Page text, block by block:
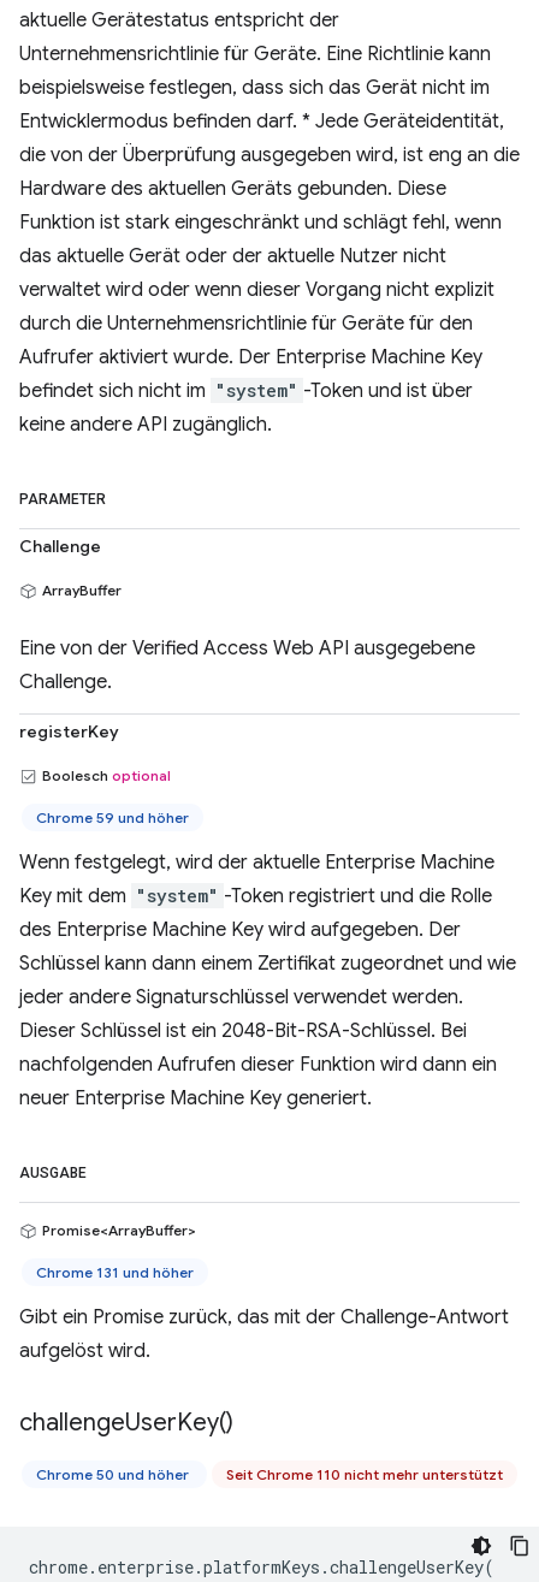
aktuelle Gerätestatus entspricht der
Unternehmensrichtlinie für Geräte. Eine Richtlinie kann
beispielsweise festlegen, dass sich das Gerät nicht im
Entwicklermodus befinden darf. * Jede Geräteidentität,
die von der Überprüfung ausgegeben wird, ist eng an die
Hardware des aktuellen Geräts gebunden. Diese
Funktion ist stark eingeschränkt und schlägt fehl, wenn
das aktuelle Gerät oder der aktuelle Nutzer nicht
verwaltet wird oder wenn dieser Vorgang nicht explizit
durch die Unternehmensrichtlinie für Geräte für den
Aufrufer aktiviert wurde. Der Enterprise Machine Key
befindet sich nicht im "system" -Token und ist über
keine andere API zugänglich.
PARAMETER
Challenge
ArrayBuffer
Eine von der Verified Access Web API ausgegebene
Challenge.
registerKey
Boolesch optional
Chrome 59 und höher
Wenn festgelegt, wird der aktuelle Enterprise Machine
Key mit dem "system" -Token registriert und die Rolle
des Enterprise Machine Key wird aufgegeben. Der
Schlüssel kann dann einem Zertifikat zugeordnet und wie
jeder andere Signaturschlüssel verwendet werden.
Dieser Schlüssel ist ein 2048-Bit-RSA-Schlüssel. Bei
nachfolgenden Aufrufen dieser Funktion wird dann ein
neuer Enterprise Machine Key generiert.
AUSGABE
Promise<ArrayBuffer>
Chrome 131 und höher
Gibt ein Promise zurück, das mit der Challenge-Antwort
aufgelöst wird.
challengeUserKey()
Chrome 50 und höher Seit Chrome 110 nicht mehr unterstützt
chrome. enterprise.platformKeys .challengeUserKey(